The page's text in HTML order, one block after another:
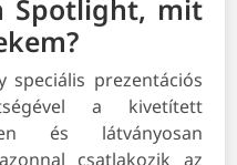
Spotlight, mit
speciális prezentációs
a kivetített
és látványosan
csatlakozik az